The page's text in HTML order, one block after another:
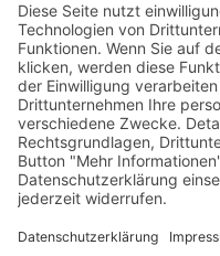
Unternehmen
Service
Media
© 2026 -
AGB